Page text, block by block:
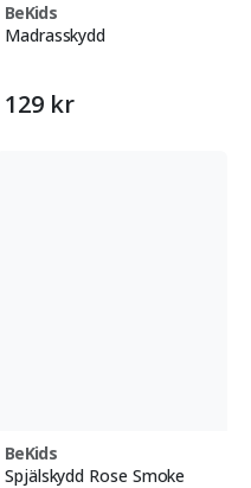
BeKids
Madrasskydd
129 kr
BeKids
Spjälskydd Rose Smoke